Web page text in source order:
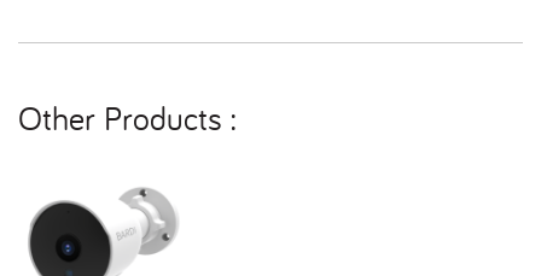
Other Products :